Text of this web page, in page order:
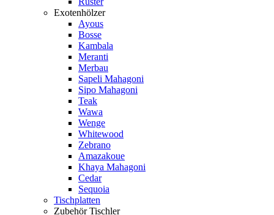
Exotenhölzer
Ayous
Bosse
Kambala
Meranti
Merbau
Sapeli Mahagoni
Sipo Mahagoni
Teak
Wawa
Wenge
Whitewood
Zebrano
Amazakoue
Khaya Mahagoni
Cedar
Sequoia
Tischplatten
Zubehör Tischler